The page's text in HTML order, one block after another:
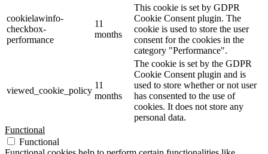
cookielawinfo-
checkbox-
performance
11
months
This cookie is set by GDPR
Cookie Consent plugin. The
cookie is used to store the user
consent for the cookies in the
category "Performance".
viewed_cookie_policy
11
months
The cookie is set by the GDPR
Cookie Consent plugin and is
used to store whether or not user
has consented to the use of
cookies. It does not store any
personal data.
Functional
Functional